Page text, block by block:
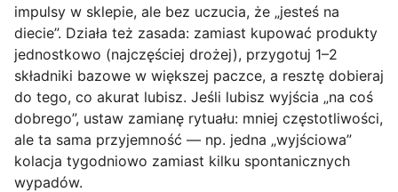
impulsy w sklepie, ale bez uczucia, że „jesteś na
diecie”. Działa też zasada: zamiast kupować produkty
jednostkowo (najczęściej drożej), przygotuj 1–2
składniki bazowe w większej paczce, a resztę dobieraj
do tego, co akurat lubisz. Jeśli lubisz wyjścia „na coś
dobrego”, ustaw zamianę rytuału: mniej częstotliwości,
ale ta sama przyjemność — np. jedna „wyjściowa”
kolacja tygodniowo zamiast kilku spontanicznych
wypadów.